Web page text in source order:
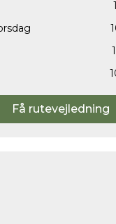
Få rutevejledning